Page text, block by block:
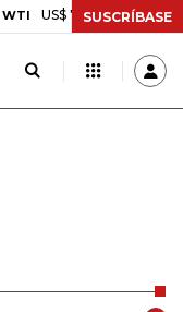
78,01 US$ 2,92 +3,89%
SUSCRÍBASE